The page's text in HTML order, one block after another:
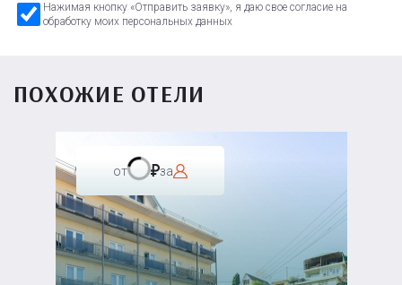
Нажимая кнопку «Отправить заявку», я даю свое согласие на
обработку моих персональных данных
ПОХОЖИЕ ОТЕЛИ
от за